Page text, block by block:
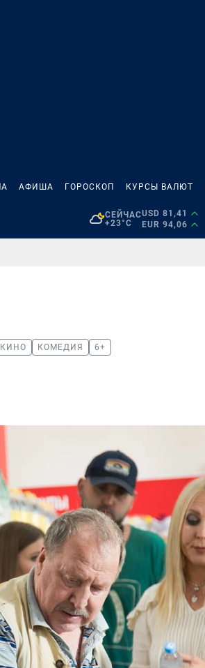
АФИША ГОРОСКОП КУРСЫ ВАЛЮТ
СЕЙЧАС
+23°C
USD 81,41
EUR 94,06
КОМЕДИЯ 6+